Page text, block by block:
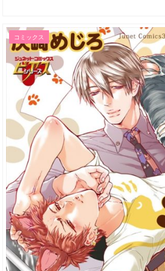
コミックス